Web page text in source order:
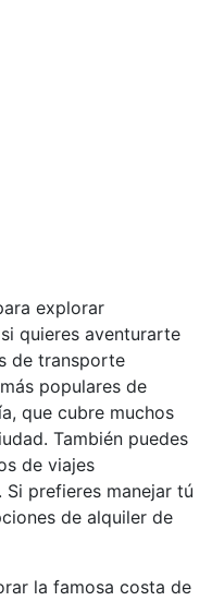
explorar
quieres aventurarte
de transporte
populares de
que cubre muchos
También puedes
de viajes
prefieres manejar tú
de alquiler de
la famosa costa de